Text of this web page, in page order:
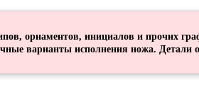
орнаментов, инициалов и прочих
варианты исполнения ножа. Детали